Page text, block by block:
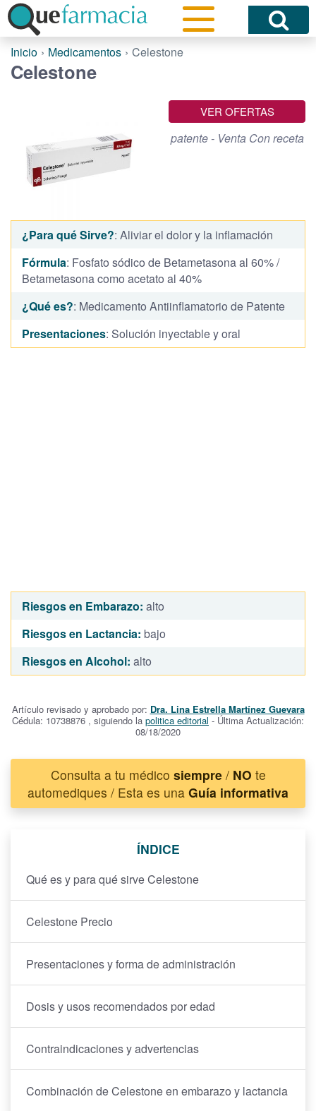
Inicio Medicamentos Celestone
Celestone
VER OFERTAS
patente - Venta Con receta
¿Para qué Sirve?: Aliviar el dolor y la inflamación
Fórmula: Fosfato sódico de Betametasona al 60% /
Betametasona como acetato al 40%
¿Qué es?: Medicamento Antiinflamatorio de Patente
Presentaciones: Solución inyectable y oral
Riesgos en Embarazo: alto
Riesgos en Lactancia: bajo
Riesgos en Alcohol: alto
Artículo revisado y aprobado por: Dra. Lina Estrella Martínez Guevara
Cédula: 10738876 , siguiendo la politica editorial - Última Actualización:
08/18/2020
Consulta a tu médico siempre/ NO te
automediques / Esta es una Guía informativa
ÍNDICE
Qué es y para qué sirve Celestone
Celestone Precio
Presentaciones y forma de administración
Dosis y usos recomendados por edad
Contraindicaciones y advertencias
Combinación de Celestone en embarazo y lactancia